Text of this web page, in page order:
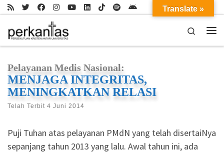
Skip to content
Search
Pelayanan Medis Nasional:
MENJAGA INTEGRITAS,
MENINGKATKAN RELASI
Telah Terbit 4 Juni 2014
Puji Tuhan atas pelayanan PMdN yang telah disertaiNya
sepanjang tahun 2013 yang lalu. Awal tahun ini, ada
Translate »